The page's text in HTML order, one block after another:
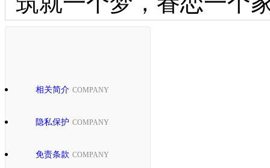
相关简介 COMPANY
隐私保护 COMPANY
免责条款 COMPANY